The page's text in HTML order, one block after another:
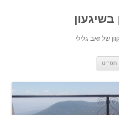
בשיגעון
של זאב גלילי
תפריט